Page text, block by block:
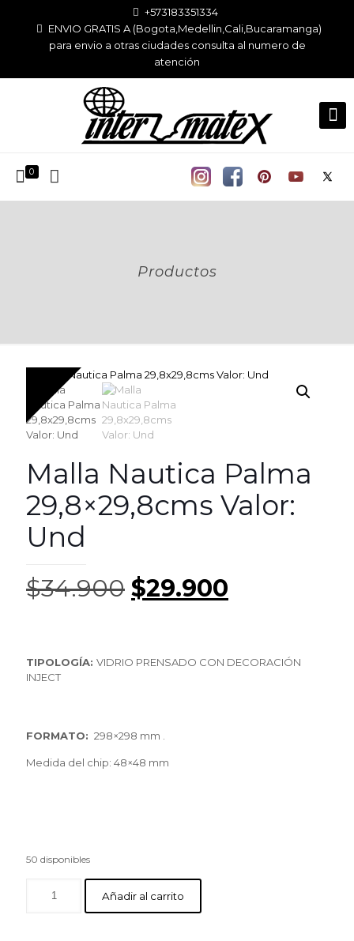
+573183351334
ENVIO GRATIS A (Bogota,Medellin,Cali,Bucaramanga)
para envio a otras ciudades consulta al numero de
atención
0
Productos
Malla Nautica Palma
29,8×29,8cms Valor:
Und
$34.900 El
era:
$29.900
es:
TIPOLOGÍA: VIDRIO PRENSADO CON DECORACIÓN
INJECT
FORMATO: 298×298 mm .
Medida del chip: 48×48 mm
50 disponibles
Añadir al carrito